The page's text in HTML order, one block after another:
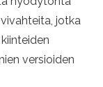
jotka
versioiden